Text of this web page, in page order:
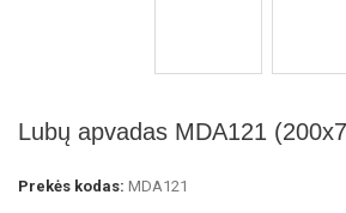
Lubų apvadas MDA121
Prekės kodas: MDA121